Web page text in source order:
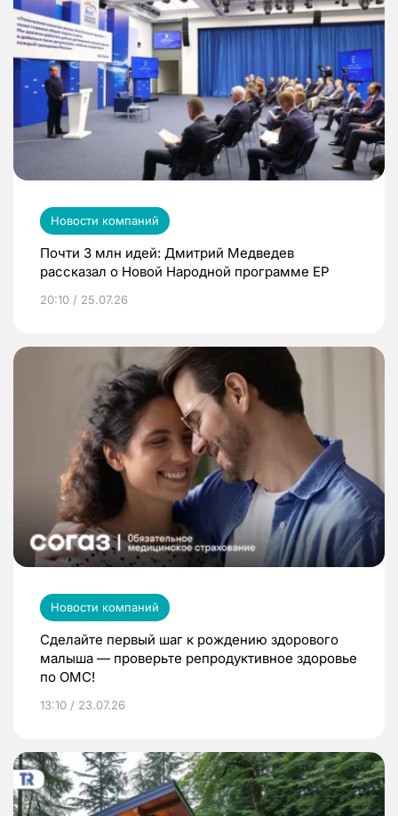
Новости компаний
Почти 3 млн идей: Дмитрий Медведев
рассказал о Новой Народной программе ЕР
20:10 / 25.07.26
Новости компаний
Сделайте первый шаг к рождению здорового
малыша — проверьте репродуктивное здоровье
по ОМС!
13:10 / 23.07.26